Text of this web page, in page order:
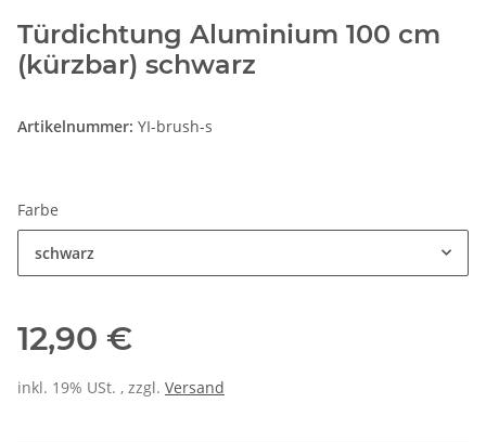
Türdichtung Aluminium 100 cm
(kürzbar) schwarz
Artikelnummer: YI-brush-s
Farbe
schwarz
12,90 €
inkl. 19% USt. , zzgl. Versand